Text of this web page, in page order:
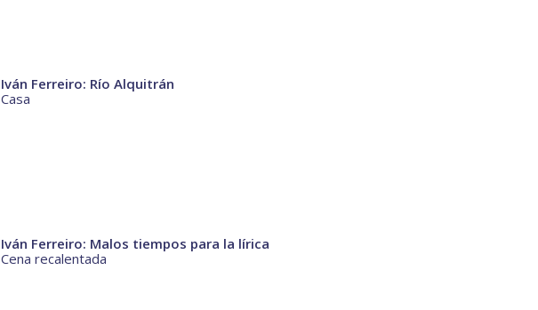
Iván Ferreiro: Río Alquitrán
Casa
Iván Ferreiro: Malos tiempos para la lírica
Cena recalentada